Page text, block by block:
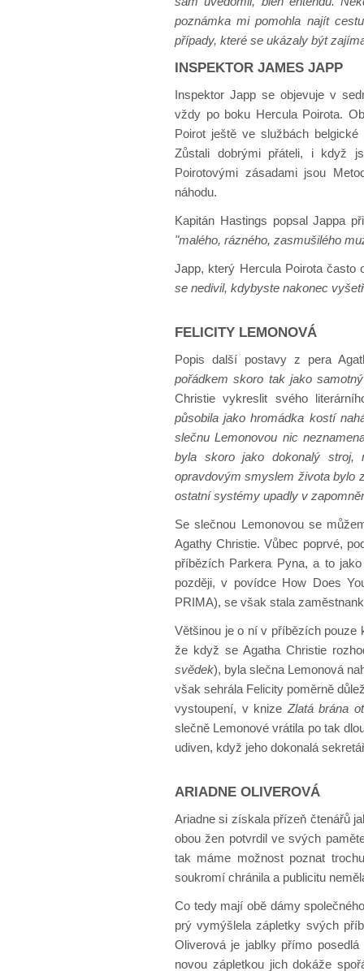
poznámka mi pomohla najít
případy, které se ukázaly být
INSPEKTOR JAMES JAPP
Inspektor Japp se objevuje v
vždy po boku Hercula Poirota.
Poirot ještě ve službách
Zůstali dobrými přáteli, i když
Poirotovými zásadami jsou
náhodu.
Kapitán Hastings popsal Jappa
"malého, rázného, zasmušilého
Japp, který Hercula Poirota
se nedivil, kdybyste nakonec
FELICITY LEMONOVÁ
Popis další postavy z pera
pořádkem skoro tak jako
Christie vykreslit svého
působila jako hromádka kostí
slečnu Lemonovou nic
byla skoro jako dokonalý stroj,
opravdovým smyslem života bylo
ostatní systémy upadly v
Se slečnou Lemonovou se
Agathy Christie. Vůbec poprvé,
příbězích Parkera Pyna, a to
později, v povídce How Does
PRIMA), se však stala
Většinou je o ní v příbězích
že když se Agatha Christie
svědek), byla slečna Lemonová
však sehrála Felicity poměrně
vystoupení, v knize Zlatá brána
slečně Lemonové vrátila po tak
udiven, když jeho dokonalá
ARIADNE OLIVEROVÁ
Ariadne si získala přízeň čtenářů
obou žen potvrdil ve svých
tak máme možnost poznat
soukromí chránila a publicitu
Co tedy mají obě dámy
prý vymýšlela zápletky svých
Oliverová je jablky přímo
novou zápletkou jich dokáže